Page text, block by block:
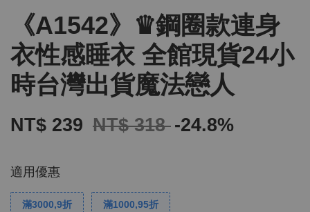
《A1542》♛鋼圈款連身
衣性感睡衣 全館現貨24小
時台灣出貨魔法戀人
NT$ 239 NT$ 318 -24.8%
適用優惠
滿3000,9折 滿1000,95折